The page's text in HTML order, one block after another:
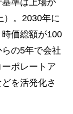
）。2030年に
価総額が100
の5年で会社
ポレートア
を活発化さ